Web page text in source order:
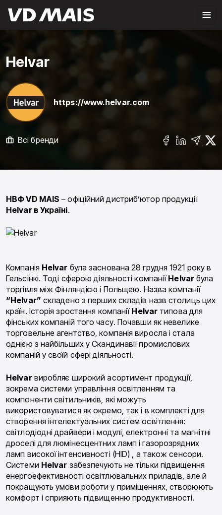
Helvar
https://www.helvar.com
Всі бренди
НВФ VD MAIS – офіційний дистриб’ютор продукції
Helvar в Україні.
Компанія Helvar була заснована 28 грудня 1921 року в
Гельсінкі. Тоді сферою діяльності компанії Helvarбула
торгівля між Фінляндією і Польщею. Назва компанії
“Helvar” складено з перших складів назв столиць цих
країн. Історія зростання компанії Helvar типова для
фінських компаній того часу. Почавши як невелике
торговельне агентство, компанія виросла і стала
однією з найбільших у Скандинавії промислових
компаній у своїй сфері діяльності.
Helvarвиробляє широкий асортимент продукції,
зокрема системи управління освітленням та
компоненти світильників, які можуть
використовуватися як окремо, так і в комплекті для
створення інтелектуальних систем освітлення:
світлодіодні драйвери і модулі, електронні та магнітні
дроселі для люмінесцентних ламп і газорозрядних
ламп високої інтенсивності (HID) , а також сенсори.
Системи Helvar забезпечують не тільки підвищення
енергоефективності освітлювальних приладів, але й
покращують умови роботи у приміщеннях, створюють
комфорт і сприяють підвищенню продуктивності.